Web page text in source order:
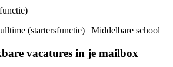
(startersfunctie) | Middelbare school
vacatures in je mailbox